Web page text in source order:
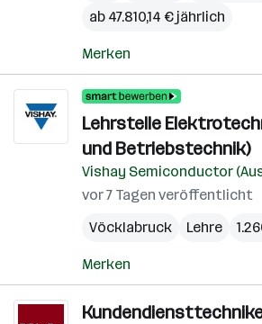
ab 47.810,14 € jährlich
Merken
Lehrstelle
und Betriebstechnik)
Vishay Semiconductor
vor 7 Tagen veröffentlicht
Vöcklabruck
Lehre
Merken